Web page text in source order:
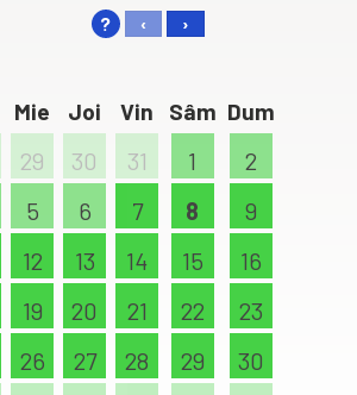
? ‹ ›
Mie Joi Vin Sâm Dum
29 30 31 1
2
5 6 7 8
9
12 13 14 15
16
19 20 21 22
23
26 27 28 29
30